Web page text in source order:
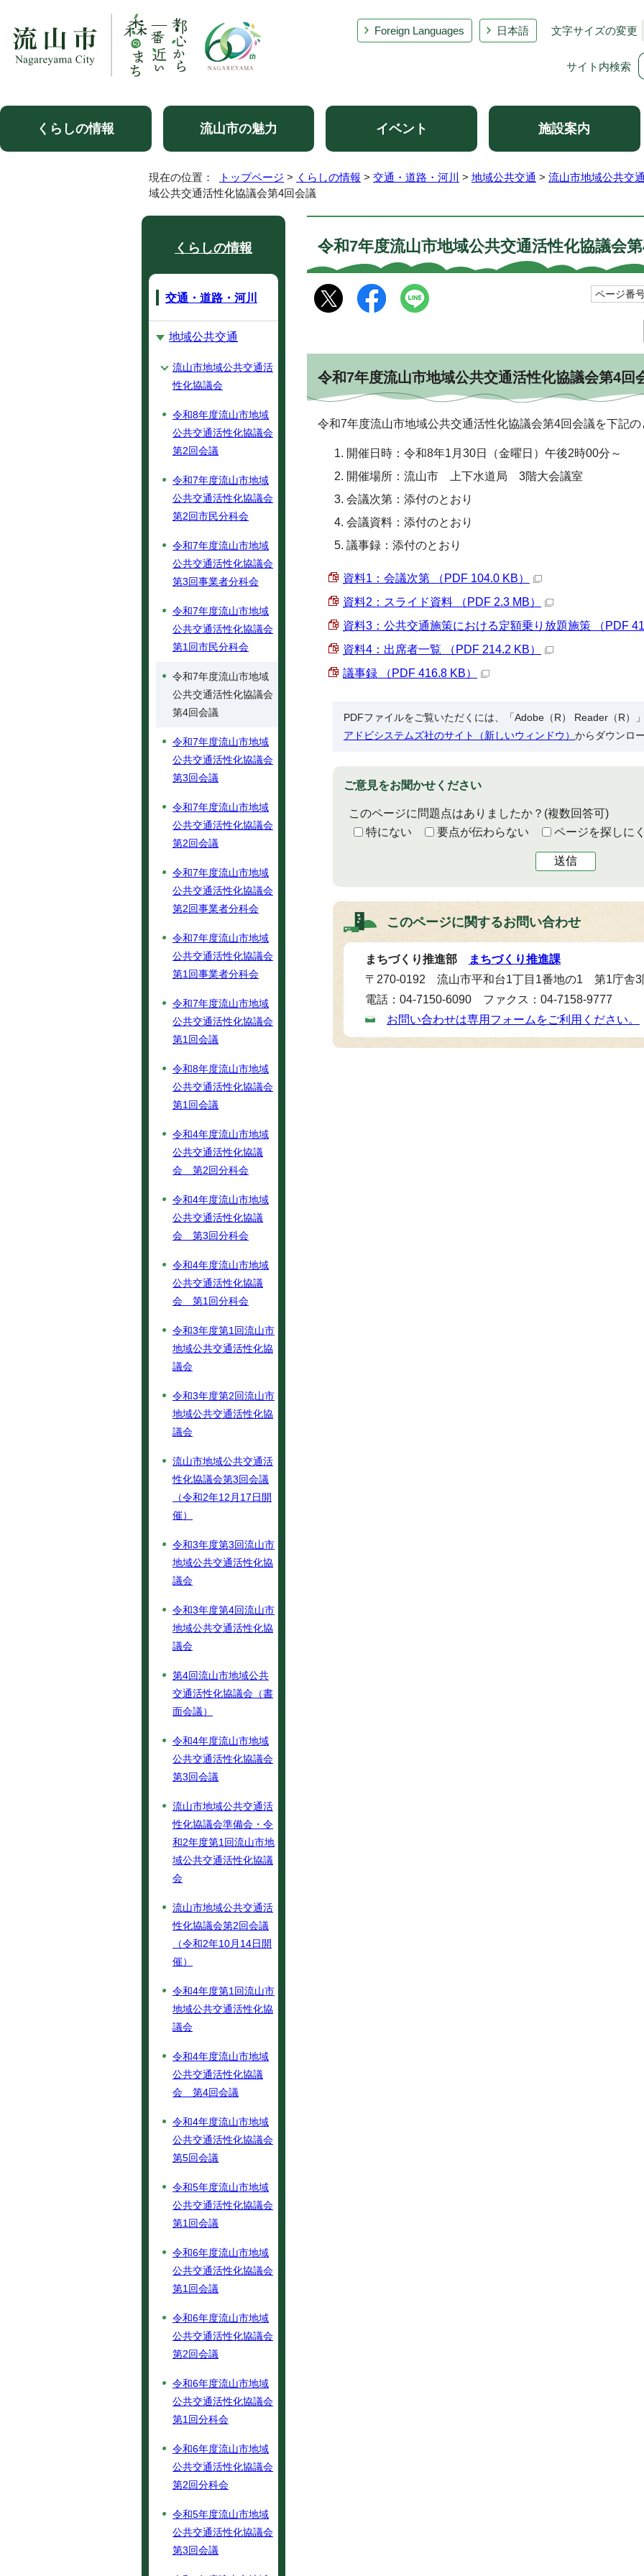
Foreign Languages 日本語 文字サイズの変更
サイト内検索
くらしの情報 流山市の魅力 イベント 施設案内
現在の位置： トップページ > くらしの情報 > 交通・道路・河川 > 地域公共交通 > 流山市地域公共交
域公共交通活性化協議会第4回会議
令和7年度流山市地域公共交通活性化協議会
ページ番
令和7年度流山市地域公共交通活性化協議会第4回
令和7年度流山市地域公共交通活性化協議会第4回会議を下記
開催日時：令和8年1月30日（金曜日）午後2時00分～
開催場所：流山市 上下水道局 3階大会議室
会議次第：添付のとおり
会議資料：添付のとおり
議事録：添付のとおり
資料1：会議次第 （PDF 104.0 KB）
資料2：スライド資料 （PDF 2.3 MB）
資料3：公共交通施策における定額乗り放題施策 （PDF
資料4：出席者一覧 （PDF 214.2 KB）
議事録 （PDF 416.8 KB）
PDFファイルをご覧いただくには、「Adobe（R） Reader（R）
アドビシステムズ社のサイト（新しいウィンドウ） からダウンロ
ご意見をお聞かせください
このページに問題点はありましたか？ (複数回答可)
特にない
要点が伝わらない ページを探しに
送信
このページに関するお問い合わせ
まちづくり推進部
まちづくり推進課
〒270-0192 流山市平和台1丁目1番地の1 第1庁舎3
電話：04-7150-6090 ファクス：04-7158-9777
お問い合わせは専用フォームをご利用ください。
くらしの情報
交通・道路・河川
地域公共交通
流山市地域公共交通活
性化協議会
令和8年度流山市地域
公共交通活性化協議会
第2回会議
令和7年度流山市地域
公共交通活性化協議会
第2回市民分科会
令和7年度流山市地域
公共交通活性化協議会
第3回事業者分科会
令和7年度流山市地域
公共交通活性化協議会
第1回市民分科会
令和7年度流山市地域
公共交通活性化協議会
第4回会議
令和7年度流山市地域
公共交通活性化協議会
第3回会議
令和7年度流山市地域
公共交通活性化協議会
第2回会議
令和7年度流山市地域
公共交通活性化協議会
第2回事業者分科会
令和7年度流山市地域
公共交通活性化協議会
第1回事業者分科会
令和7年度流山市地域
公共交通活性化協議会
第1回会議
令和8年度流山市地域
公共交通活性化協議会
第1回会議
令和4年度流山市地域
公共交通活性化協議
会 第2回分科会
令和4年度流山市地域
公共交通活性化協議
会 第3回分科会
令和4年度流山市地域
公共交通活性化協議
会 第1回分科会
令和3年度第1回流山市
地域公共交通活性化協
議会
令和3年度第2回流山市
地域公共交通活性化協
議会
流山市地域公共交通活
性化協議会第3回会議
（令和2年12月17日開
催）
令和3年度第3回流山市
地域公共交通活性化協
議会
令和3年度第4回流山市
地域公共交通活性化協
議会
第4回流山市地域公共
交通活性化協議会（書
面会議）
令和4年度流山市地域
公共交通活性化協議会
第3回会議
流山市地域公共交通活
性化協議会準備会・令
和2年度第1回流山市地
域公共交通活性化協議
会
流山市地域公共交通活
性化協議会第2回会議
（令和2年10月14日開
催）
令和4年度第1回流山市
地域公共交通活性化協
議会
令和4年度流山市地域
公共交通活性化協議
会 第4回会議
令和4年度流山市地域
公共交通活性化協議会
第5回会議
令和5年度流山市地域
公共交通活性化協議会
第1回会議
令和6年度流山市地域
公共交通活性化協議会
第1回会議
令和6年度流山市地域
公共交通活性化協議会
第2回会議
令和6年度流山市地域
公共交通活性化協議会
第1回分科会
令和6年度流山市地域
公共交通活性化協議会
第2回分科会
令和5年度流山市地域
公共交通活性化協議会
第3回会議